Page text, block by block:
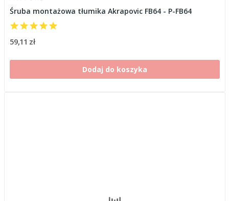
Śruba montażowa tłumika Akrapovic FB64 - P-FB64
59,11 zł
Dodaj do koszyka